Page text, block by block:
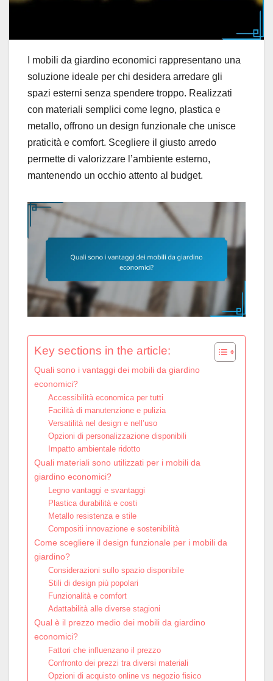
I mobili da giardino economici rappresentano una
soluzione ideale per chi desidera arredare gli
spazi esterni senza spendere troppo. Realizzati
con materiali semplici come legno, plastica e
metallo, offrono un design funzionale che unisce
praticità e comfort. Scegliere il giusto arredo
permette di valorizzare l’ambiente esterno,
mantenendo un occhio attento al budget.
Key sections in the article:
Quali sono i vantaggi dei mobili da giardino
economici?
Accessibilità economica per tutti
Facilità di manutenzione e pulizia
Versatilità nel design e nell’uso
Opzioni di personalizzazione disponibili
Impatto ambientale ridotto
Quali materiali sono utilizzati per i mobili da
giardino economici?
Legno vantaggi e svantaggi
Plastica durabilità e costi
Metallo resistenza e stile
Compositi innovazione e sostenibilità
Come scegliere il design funzionale per i mobili da
giardino?
Considerazioni sullo spazio disponibile
Stili di design più popolari
Funzionalità e comfort
Adattabilità alle diverse stagioni
Qual è il prezzo medio dei mobili da giardino
economici?
Fattori che influenzano il prezzo
Confronto dei prezzi tra diversi materiali
Opzioni di acquisto online vs negozio fisico